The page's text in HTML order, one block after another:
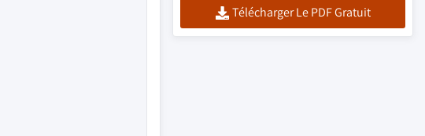
Télécharger Le PDF Gratuit